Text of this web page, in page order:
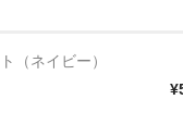
（ネイビー）